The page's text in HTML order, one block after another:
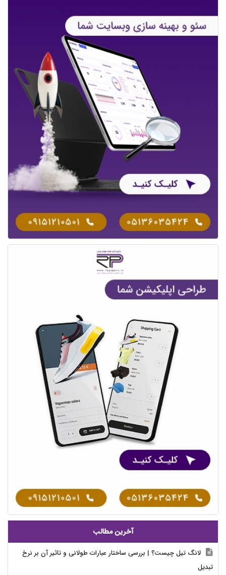
آخرین مطالب
لانگ تیل چیست؟ | بررسی ساختار عبارات طولانی و تاثیر آن بر نرخ
تبدیل